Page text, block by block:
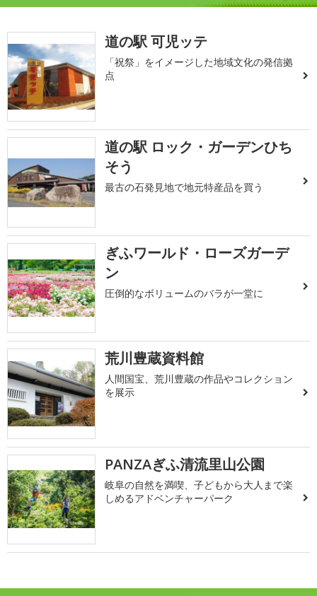
道の駅 可児ッテ
「祝祭」をイメージした地域文化の発信拠
点
道の駅 ロック・ガーデンひち
そう
最古の石発見地で地元特産品を買う
ぎふワールド・ローズガーデ
ン
圧倒的なボリュームのバラが一堂に
荒川豊蔵資料館
人間国宝、荒川豊蔵の作品やコレクション
を展示
PANZAぎふ清流里山公園
岐阜の自然を満喫、子どもから大人まで楽
しめるアドベンチャーパーク